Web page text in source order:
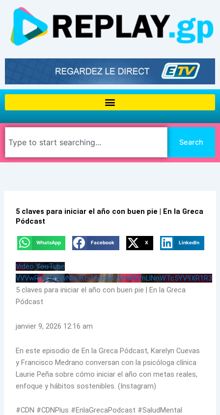
contenu
Search
5 claves para iniciar el año con buen pie | En la Greca
Pódcast
WhatsApp Facebook X LinkedIn
Vidéo YouTube
VVVwRmZMZjlvNHdKci15cjdkRzhnWXVnLlNnWTc5YV9XR1R3
5 claves para iniciar el año con buen pie | En la Greca
Pódcast
janvier 9, 2026 12:16 am
En este episodio de En la Greca Pódcast, Karelyn Cuevas
y Francisco Medrano conversan con la psicóloga clínica
Laurie Peña sobre cómo iniciar el año con metas reales,
enfoque y hábitos sostenibles. (Instagram)
#CDN #CDNPlus #EnlaGrecaPodcast #SaludMental